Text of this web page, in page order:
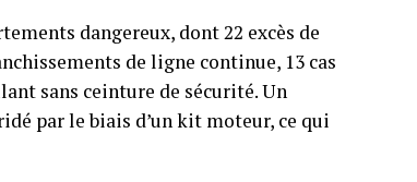
dangereux, dont 22 excès de
de ligne continue, 13 cas
sans ceinture de sécurité. Un
par le biais d’un kit moteur, ce qui